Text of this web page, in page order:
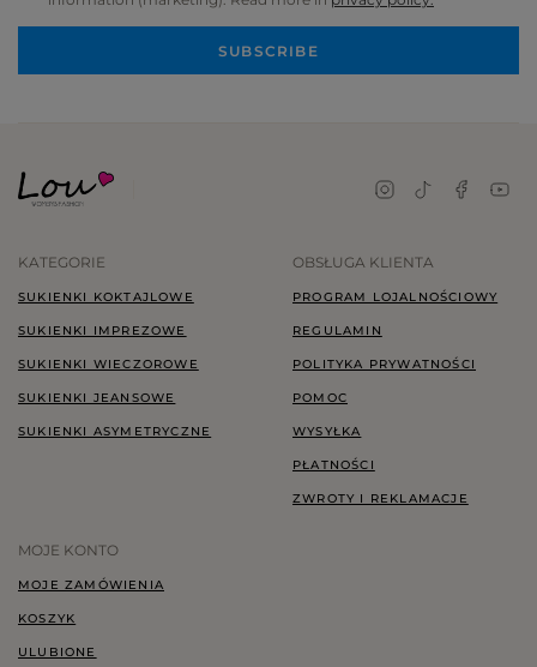
SUBSCRIBE
KATEGORIE
SUKIENKI KOKTAJLOWE
SUKIENKI IMPREZOWE
SUKIENKI WIECZOROWE
SUKIENKI JEANSOWE
SUKIENKI ASYMETRYCZNE
OBSŁUGA KLIENTA
PROGRAM LOJALNOŚCIOWY
REGULAMIN
POLITYKA PRYWATNOŚCI
POMOC
WYSYŁKA
PŁATNOŚCI
ZWROTY I REKLAMACJE
MOJE KONTO
MOJE ZAMÓWIENIA
KOSZYK
ULUBIONE